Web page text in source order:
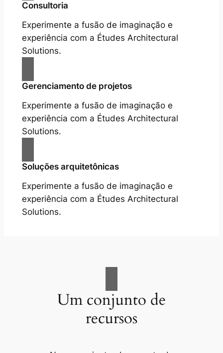
Consultoria
Experimente a fusão de imaginação e
experiência com a Études Architectural
Solutions.
Gerenciamento de projetos
Experimente a fusão de imaginação e
experiência com a Études Architectural
Solutions.
Soluções arquitetônicas
Experimente a fusão de imaginação e
experiência com a Études Architectural
Solutions.
Um conjunto de
recursos